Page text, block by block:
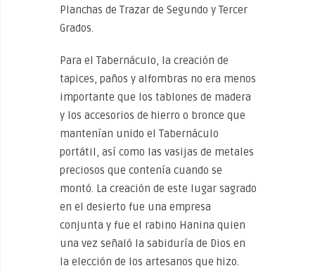
Planchas de Trazar de Segundo y Tercer
Grados.
Para el Tabernáculo, la creación de
tapices, paños y alfombras no era menos
importante que los tablones de madera
y los accesorios de hierro o bronce que
mantenían unido el Tabernáculo
portátil, así como las vasijas de metales
preciosos que contenía cuando se
montó. La creación de este lugar sagrado
en el desierto fue una empresa
conjunta y fue el rabino Hanina quien
una vez señaló la sabiduría de Dios en
la elección de los artesanos que hizo.